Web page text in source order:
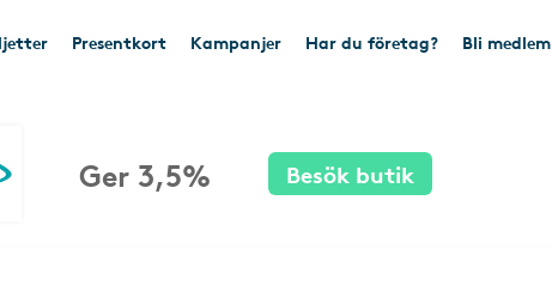
Presentkort Kampanjer Har du företag? Bli medlem
Ger 3,5% Besök butik